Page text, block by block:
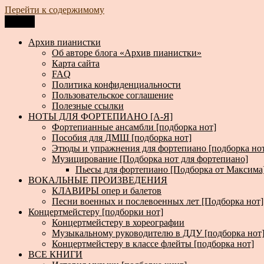
Перейти к содержимому
Архив пианистки
Всё для пианистов: ноты, книги, музыка, статьи…
Архив пианистки
Об авторе блога «Архив пианистки»
Карта сайта
FAQ
Политика конфиденциальности
Пользовательское соглашение
Полезные ссылки
НОТЫ ДЛЯ ФОРТЕПИАНО [А-Я]
Фортепианные ансамбли [подборка нот]
Пособия для ДМШ [подборка нот]
Этюды и упражнения для фортепиано [подборка
Музицирование [Подборка нот для фортепиано]
Пьесы для фортепиано [Подборка от
ВОКАЛЬНЫЕ ПРОИЗВЕДЕНИЯ
КЛАВИРЫ опер и балетов
Песни военных и послевоенных лет [Подборка нот]
Концертмейстеру [подборки нот]
Концертмейстеру в хореографии
Музыкальному руководителю в ДДУ [подборка нот]
Концертмейстеру в классе флейты [подборка нот]
ВСЕ КНИГИ